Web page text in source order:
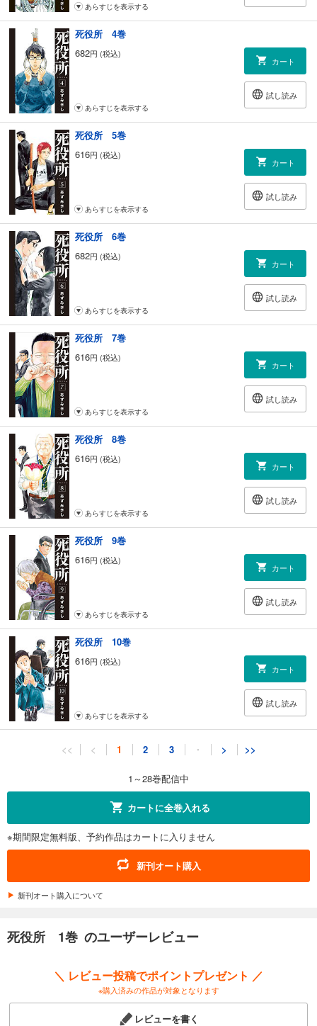
あらすじを表示する
死役所 4巻
682円 (税込)
カート
試し読み
あらすじを表示する
死役所 5巻
616円 (税込)
カート
試し読み
あらすじを表示する
死役所 6巻
682円 (税込)
カート
試し読み
あらすじを表示する
死役所 7巻
616円 (税込)
カート
試し読み
あらすじを表示する
死役所 8巻
616円 (税込)
カート
試し読み
あらすじを表示する
死役所 9巻
616円 (税込)
カート
試し読み
あらすじを表示する
死役所 10巻
616円 (税込)
カート
試し読み
あらすじを表示する
死役所 11巻
死役所 12巻
円 (税込)
死役所 13巻
試し読み
あらすじを表示する
<< < 1 2 3 ・ > >>
1～28巻配信中
カートに全巻入れる
※期間限定無料版、予約作品はカートに入りません
新刊オート購入
新刊オート購入について
死役所 1巻 のユーザーレビュー
＼ レビュー投稿でポイントプレゼント ／
※購入済みの作品が対象となります
レビューを書く